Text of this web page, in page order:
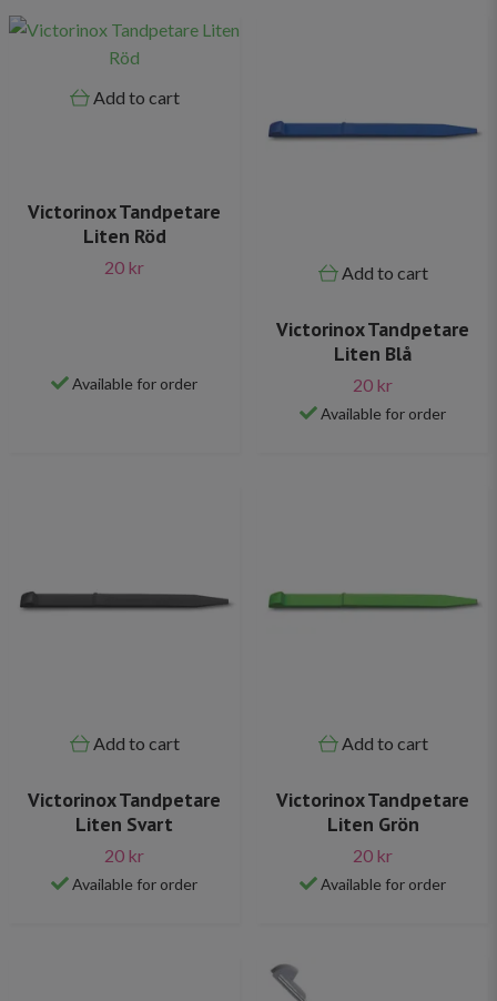
Add to cart
Victorinox Tandpetare
Liten Röd
20 kr
Available for order
Add to cart
Victorinox Tandpetare
Liten Blå
20 kr
Available for order
Add to cart
Victorinox Tandpetare
Liten Svart
20 kr
Available for order
Add to cart
Victorinox Tandpetare
Liten Grön
20 kr
Available for order